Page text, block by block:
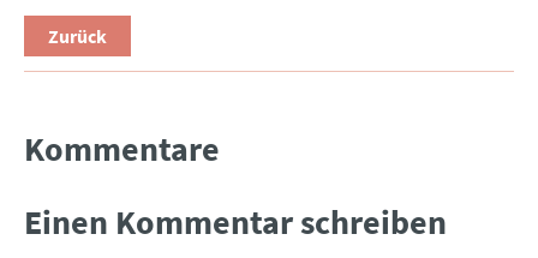
Zurück
Kommentare
Einen Kommentar schreiben